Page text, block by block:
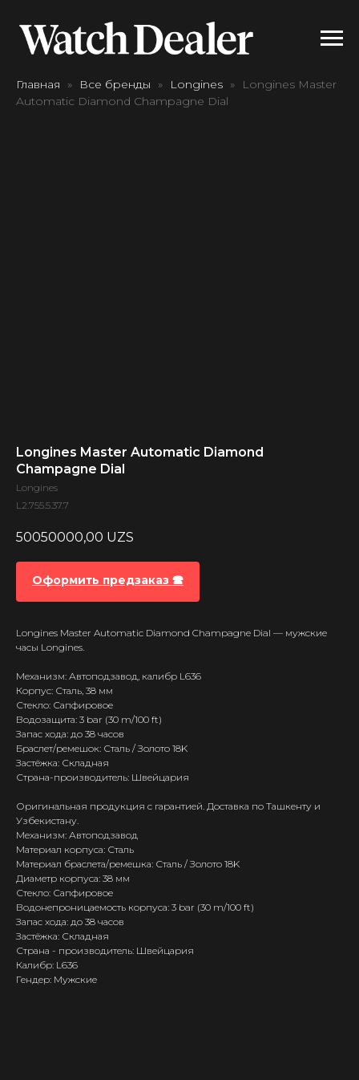
Главная Все бренды Longines
Longines Master
Automatic Diamond Champagne Dial
Longines Master Automatic Diamond
Champagne Dial
Longines
L2.755.5.37.7
50050000,00 UZS
Оформить предзаказ 🕿
Longines Master Automatic Diamond Champagne Dial — мужские
часы Longines.
Механизм: Автоподзавод, калибр L636
Корпус: Сталь, 38 мм
Стекло: Сапфировое
Водозащита: 3 bar (30 m/100 ft)
Запас хода: до 38 часов
Браслет/ремешок: Сталь / Золото 18K
Застёжка: Складная
Страна-производитель: Швейцария
Оригинальная продукция с гарантией. Доставка по Ташкенту и
Узбекистану.
Механизм: Автоподзавод
Материал корпуса: Сталь
Материал браслета/ремешка: Сталь / Золото 18K
Диаметр корпуса: 38 мм
Стекло: Сапфировое
Водонепроницаемость корпуса: 3 bar (30 m/100 ft)
Запас хода: до 38 часов
Застёжка: Складная
Страна - производитель: Швейцария
Калибр: L636
Гендер: Мужские